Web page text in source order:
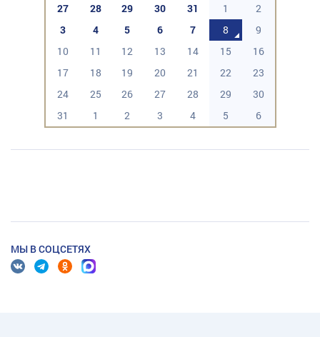
27
28 29 30 31 1
2
3
4 5 6 7 8
9
10
11 12 13 14 15
16
17
18 19 20 21 22
23
24
25 26 27 28 29
30
31
1 2 3 4 5 6
МЫ В СОЦСЕТЯХ